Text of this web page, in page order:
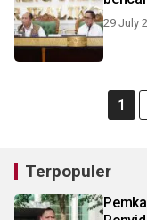
29 July
1
Terpopuler